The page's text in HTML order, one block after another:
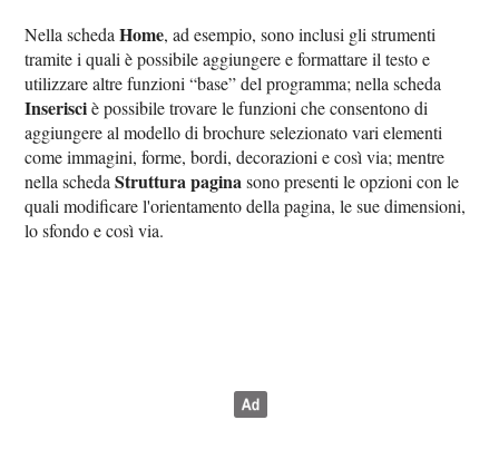
Nella schedaHome, ad esempio, sono inclusi gli strumenti
tramite i quali è possibile aggiungere e formattare il testo e
utilizzare altre funzioni “base” del programma; nella scheda
Inserisciè possibile trovare le funzioni che consentono di
aggiungere al modello di brochure selezionato vari elementi
come immagini, forme, bordi, decorazioni e così via; mentre
nella schedaStruttura paginasono presenti le opzioni con le
quali modificare l'orientamento della pagina, le sue dimensioni,
lo sfondo e così via.